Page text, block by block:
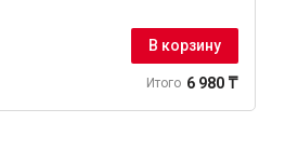
В корзину
Итого 6 980 ₸